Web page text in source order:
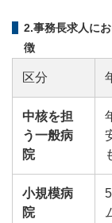
2.事務長求人に
徴
区分
中核を担
う一般病
院
小規模病
院